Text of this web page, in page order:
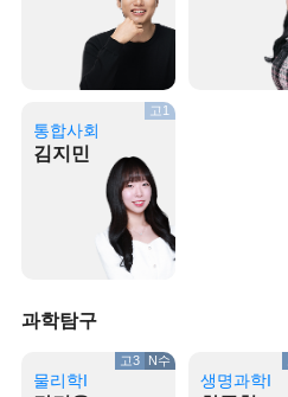
통합사회
김지민
고1
과학탐구
물리학I
고3 N수
생명과학I